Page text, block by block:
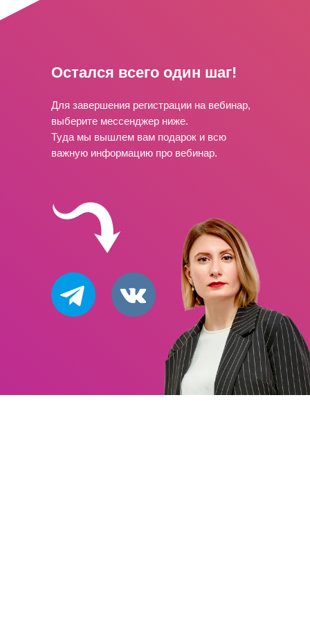
Остался всего один шаг!
Для завершения регистрации на вебинар,
выберите мессенджер ниже.
Туда мы вышлем вам подарок и всю
важную информацию про вебинар.